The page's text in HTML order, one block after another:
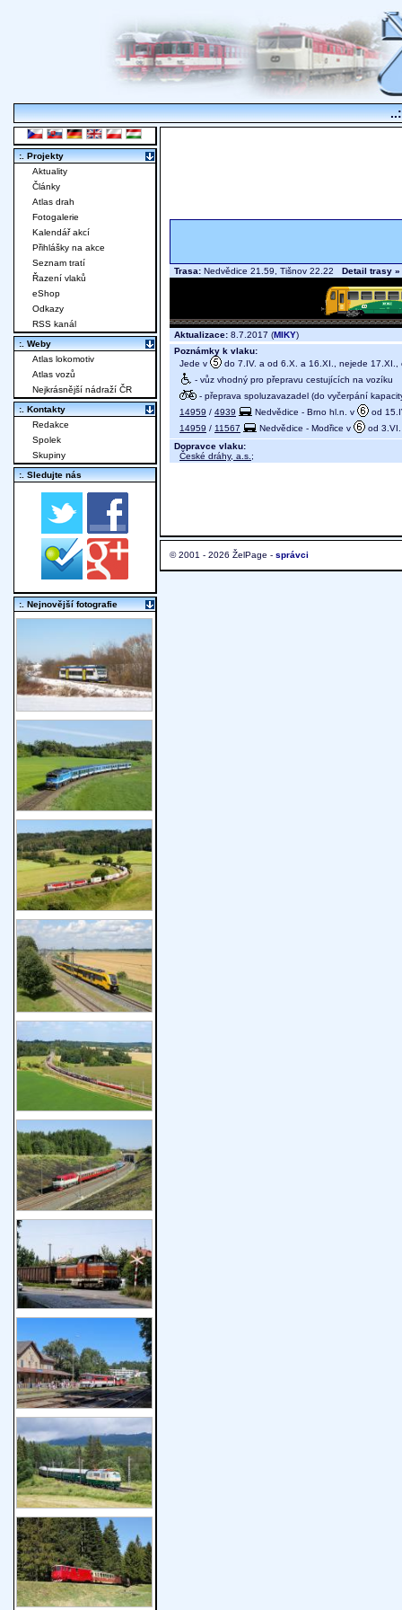
Trasa: Nedvědice 21.59, Tišnov 22.22 Detail trasy »
Aktualizace: 8.7.2017 (MIKY)
Poznámky k vlaku:
Jede v
do 7.IV. a od 6.X. a 16.XI., nejede
- vůz vhodný pro přepravu cestujících na vozíku
- přeprava spoluzavazadel (do vyčerpání
14959 / 4939 Nedvědice - Brno hl.n. v
od
14959 / 11567 Nedvědice - Modřice v
od
Dopravce vlaku:
České dráhy, a.s. ;
© 2001 - 2026 ŽelPage - správci
:. Projekty
Aktuality
Články
Atlas drah
Fotogalerie
Kalendář akcí
Přihlášky na akce
Seznam tratí
Řazení vlaků
eShop
Odkazy
RSS kanál
:. Weby
Atlas lokomotiv
Atlas vozů
Nejkrásnější nádraží ČR
:. Kontakty
Redakce
Spolek
Skupiny
:. Sledujte nás
:. Nejnovější fotografie